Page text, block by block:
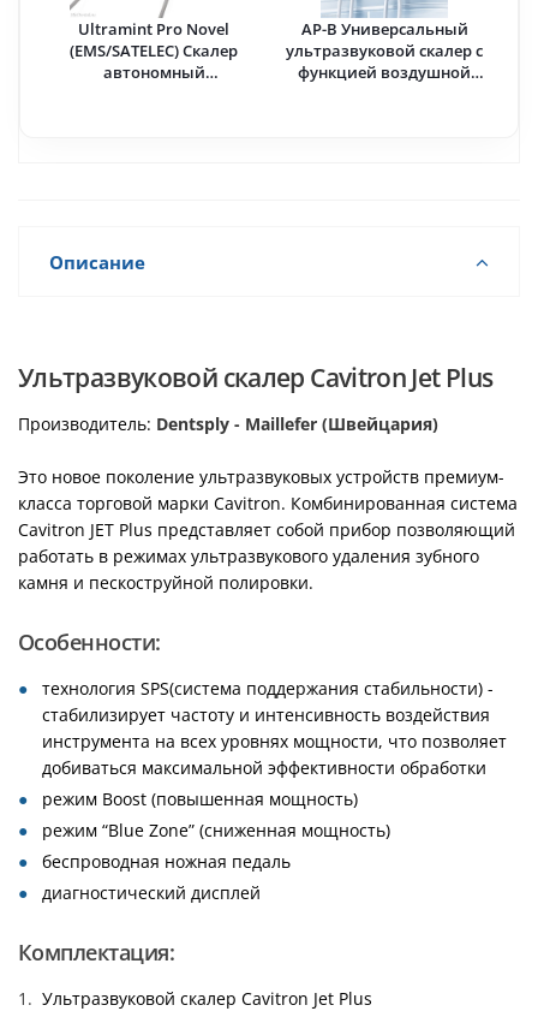
Ultramint Pro Novel
(EMS/SATELEC) Скалер
автономный
AP-B Универсальный
ультразвуковой скалер с
функцией воздушной
Описание
Ультразвуковой скалер Cavitron Jet Plus
Производитель: Dentsply - Maillefer (Швейцария)
Это новое поколение ультразвуковых устройств премиум-
класса торговой марки Cavitron. Комбинированная система
Cavitron JET Plus представляет собой прибор позволяющий
работать в режимах ультразвукового удаления зубного
камня и пескоструйной полировки.
Особенности:
технология SPS(система поддержания стабильности) -
стабилизирует частоту и интенсивность воздействия
инструмента на всех уровнях мощности, что позволяет
добиваться максимальной эффективности обработки
режим Boost (повышенная мощность)
режим “Blue Zone” (сниженная мощность)
беспроводная ножная педаль
диагностический дисплей
Комплектация:
Ультразвуковой скалер Cavitron Jet Plus